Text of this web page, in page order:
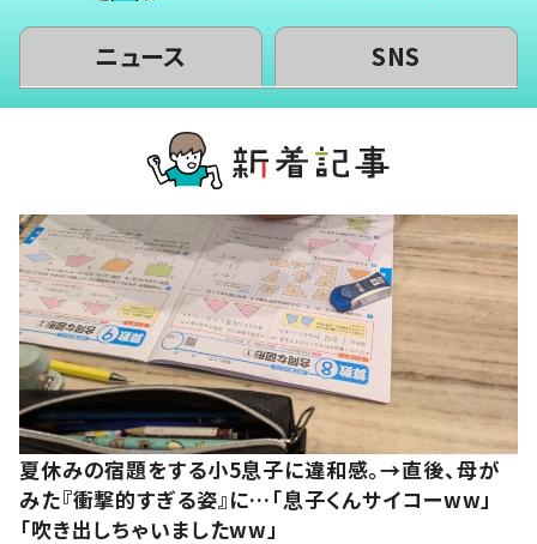
ニュース SNS
夏休みの宿題をする小5息子に違和感。→直後、母が
みた『衝撃的すぎる姿』に…「息子くんサイコーww」
「吹き出しちゃいましたww」